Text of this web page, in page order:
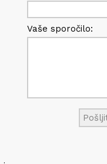
Vaše sporočilo: